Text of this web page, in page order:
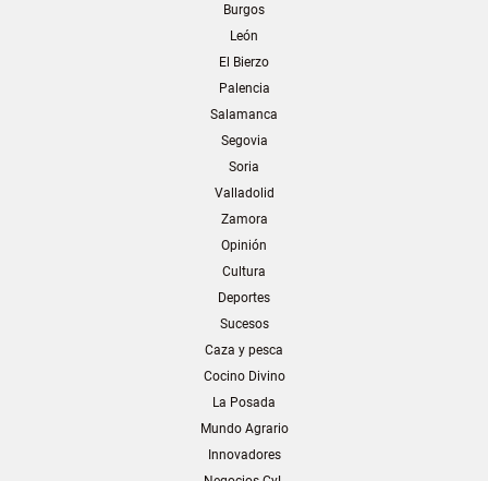
Burgos
León
El Bierzo
Palencia
Salamanca
Segovia
Soria
Valladolid
Zamora
Opinión
Cultura
Deportes
Sucesos
Caza y pesca
Cocino Divino
La Posada
Mundo Agrario
Innovadores